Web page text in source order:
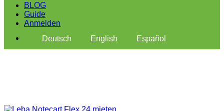
BLOG
Guide
Anmelden
Deutsch
English Español